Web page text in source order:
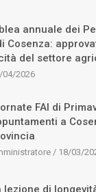
annuale dei
Cosenza:
del settore
04/2026
FAI di
a
18/03/
lezione di